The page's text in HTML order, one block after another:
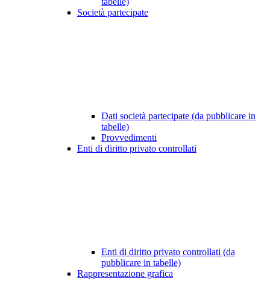
Società partecipate
Dati società partecipate (da pubblicare in
tabelle)
Provvedimenti
Enti di diritto privato controllati
Enti di diritto privato controllati (da
pubblicare in tabelle)
Rappresentazione grafica